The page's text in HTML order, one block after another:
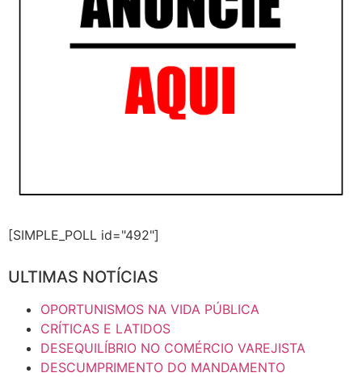
[SIMPLE_POLL id="492"]
ULTIMAS NOTÍCIAS
OPORTUNISMOS NA VIDA PÚBLICA
CRÍTICAS E LATIDOS
DESEQUILÍBRIO NO COMÉRCIO VAREJISTA
DESCUMPRIMENTO DO MANDAMENTO